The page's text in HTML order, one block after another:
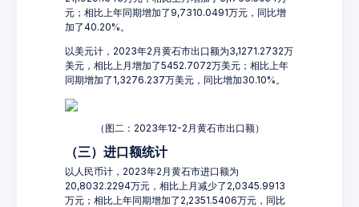
元；相比上年同期增加了9,7310.0491万元，同比增
加了40.20%。
以美元计，2023年2月黄石市出口额为3,1271.2732万
美元，相比上月增加了5452.7072万美元；相比上年
同期增加了1,3276.237万美元，同比增加30.10%。
（图二：2023年12-2月黄石市出口额）
（三）进口额统计
以人民币计，2023年2月黄石市进口额为
20,8032.2294万元，相比上月减少了2,0345.9913
万元；相比上年同期增加了2,2351.5406万元，同比